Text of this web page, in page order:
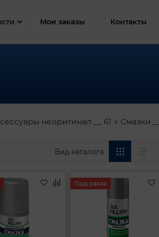
Мои заказы Контакты
неоригинал __ 61 Смазки
Вид каталога
Под заказ